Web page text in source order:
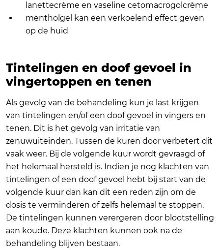
lanettecrème en vaseline cetomacrogolcrème
mentholgel kan een verkoelend effect geven
op de huid
Tintelingen en doof gevoel in
vingertoppen en tenen
Als gevolg van de behandeling kun je last krijgen
van tintelingen en/of een doof gevoel in vingers en
tenen. Dit is het gevolg van irritatie van
zenuwuiteinden. Tussen de kuren door verbetert dit
vaak weer. Bij de volgende kuur wordt gevraagd of
het helemaal hersteld is. Indien je nog klachten van
tintelingen of een doof gevoel hebt bij start van de
volgende kuur dan kan dit een reden zijn om de
dosis te verminderen of zelfs helemaal te stoppen.
De tintelingen kunnen verergeren door blootstelling
aan koude. Deze klachten kunnen ook na de
behandeling blijven bestaan.